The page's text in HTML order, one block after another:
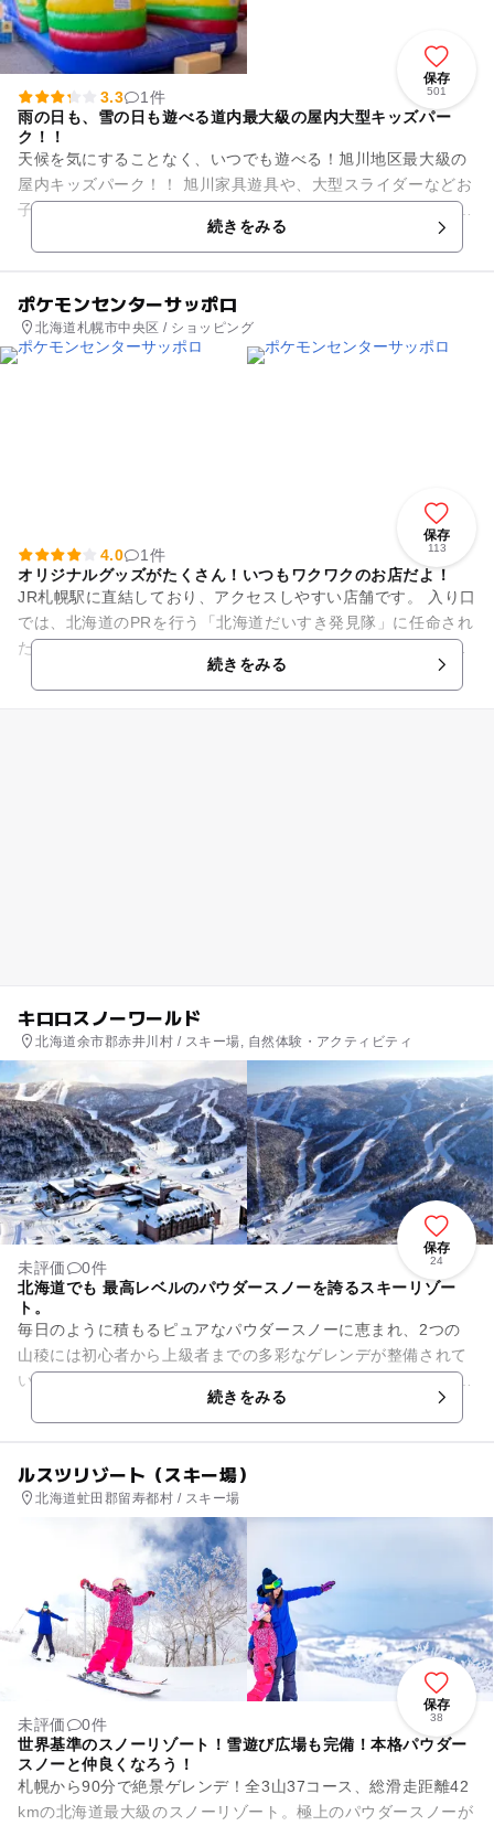
保存
501
3.3
1件
雨の日も、雪の日も遊べる道内最大級の屋内大型キッズパー
ク！！
天候を気にすることなく、いつでも遊べる！旭川地区最大級の
屋内キッズパーク！！ 旭川家具遊具や、大型スライダーなどお
子さまの楽しいがいっぱいの施設です。 ソフトドリンク（有
続きをみる
ポケモンセンターサッポロ
北海道札幌市中央区 / ショッピング
保存
113
4.0
1件
オリジナルグッズがたくさん！いつもワクワクのお店だよ！
JR札幌駅に直結しており、アクセスしやすい店舗です。 入り口
では、北海道のPRを行う「北海道だいすき発見隊」に任命され
た、アローラロコンをはじめとする、ポケモンたちが出迎えて
続きをみる
キロロスノーワールド
北海道余市郡赤井川村 / スキー場, 自然体験・アクティビティ
保存
24
未評価
0件
北海道でも 最高レベルのパウダースノーを誇るスキーリゾー
ト。
毎日のように積もるピュアなパウダースノーに恵まれ、2つの
山稜には初心者から上級者までの多彩なゲレンデが整備されて
います。 手軽に楽しめるプレミアムリゾート施設を備え、ご家
続きをみる
ルスツリゾート（スキー場）
北海道虻田郡留寿都村 / スキー場
保存
38
未評価
0件
世界基準のスノーリゾート！雪遊び広場も完備！本格パウダー
スノーと仲良くなろう！
札幌から90分で絶景ゲレンデ！全3山37コース、総滑走距離42
kmの北海道最大級のスノーリゾート。極上のパウダースノーが